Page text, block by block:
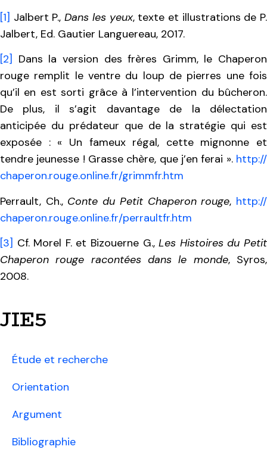
[1] Jalbert P.,Dans les yeux, texte et illustrations de P.
Jalbert, Ed. Gautier Languereau, 2017.
[2] Dans la version des frères Grimm, le Chaperon
rouge remplit le ventre du loup de pierres une fois
qu’il en est sorti grâce à l’intervention du bûcheron.
De plus, il s’agit davantage de la délectation
anticipée du prédateur que de la stratégie qui est
exposée : « Un fameux régal, cette mignonne et
tendre jeunesse ! Grasse chère, que j’en ferai ». http://​
chaperon​.rouge​.online​.fr/​g​r​i​m​m​f​r​.​htm
Perrault, Ch., Conte du Petit Chaperon rouge, http://​
chaperon​.rouge​.online​.fr/​p​e​r​r​a​u​l​t​f​r​.​htm
[3] Cf. Morel F. et Bizouerne G.,Les Histoires du Petit
Chaperon rouge racontées dans le monde, Syros,
2008.
JIE5
Étude et recherche
Orientation
Argument
Bibliographie